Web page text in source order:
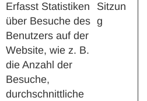
Erfasst Statistiken
über Besuche des
Benutzers auf der
Website, wie z. B.
die Anzahl der
Besuche,
durchschnittliche
Sitzun
g